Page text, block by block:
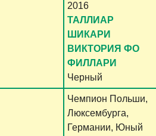
2016
ТАЛЛИАР
ШИКАРИ
ВИКТОРИЯ ФО
ФИЛЛАРИ
Черный
Чемпион Польши,
Люксембурга,
Германии, Юный